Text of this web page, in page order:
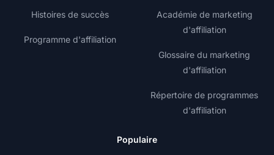
Histoires de succès
Programme d'affiliation
Académie de marketing
d'affiliation
Glossaire du marketing
d'affiliation
Répertoire de programmes
d'affiliation
Populaire